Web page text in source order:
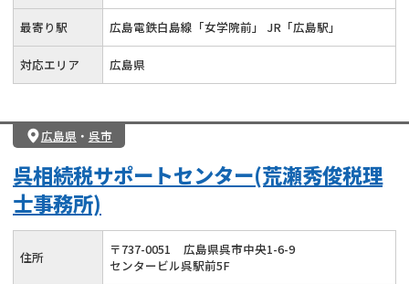
最寄り駅 広島電鉄白島線「女学院前」 JR「広島駅」
対応エリア 広島県
広島県 ・ 呉市
呉相続税サポートセンター(荒瀬秀俊税理
士事務所)
住所 〒737-0051
広島県呉市中央1-6-9
センタービル呉駅前5F